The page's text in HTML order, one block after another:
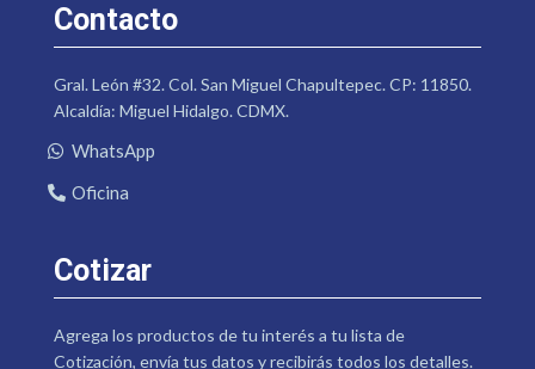
Contacto
Gral. León #32. Col. San Miguel Chapultepec. CP: 11850.
Alcaldía: Miguel Hidalgo. CDMX.
WhatsApp
Oficina
Cotizar
Agrega los productos de tu interés a tu lista de
Cotización, envía tus datos y recibirás todos los detalles.